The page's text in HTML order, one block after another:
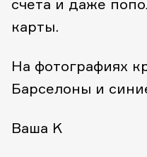
счета и даже
карты.
На фотографиях
Барселоны и
Ваша K